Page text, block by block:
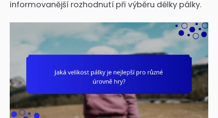
informovanější rozhodnutí při výběru délky pálky.